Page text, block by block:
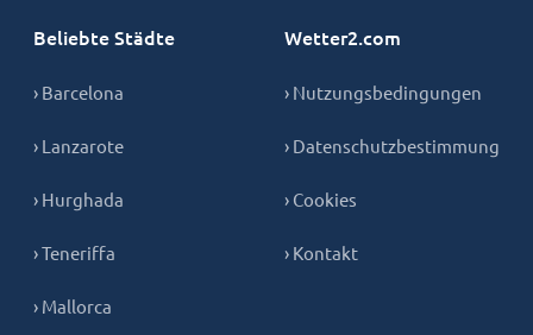
Beliebte Städte
› Barcelona
› Lanzarote
› Hurghada
› Teneriffa
› Mallorca
Wetter2.com
› Nutzungsbedingungen
› Datenschutzbestimmung
› Cookies
› Kontakt